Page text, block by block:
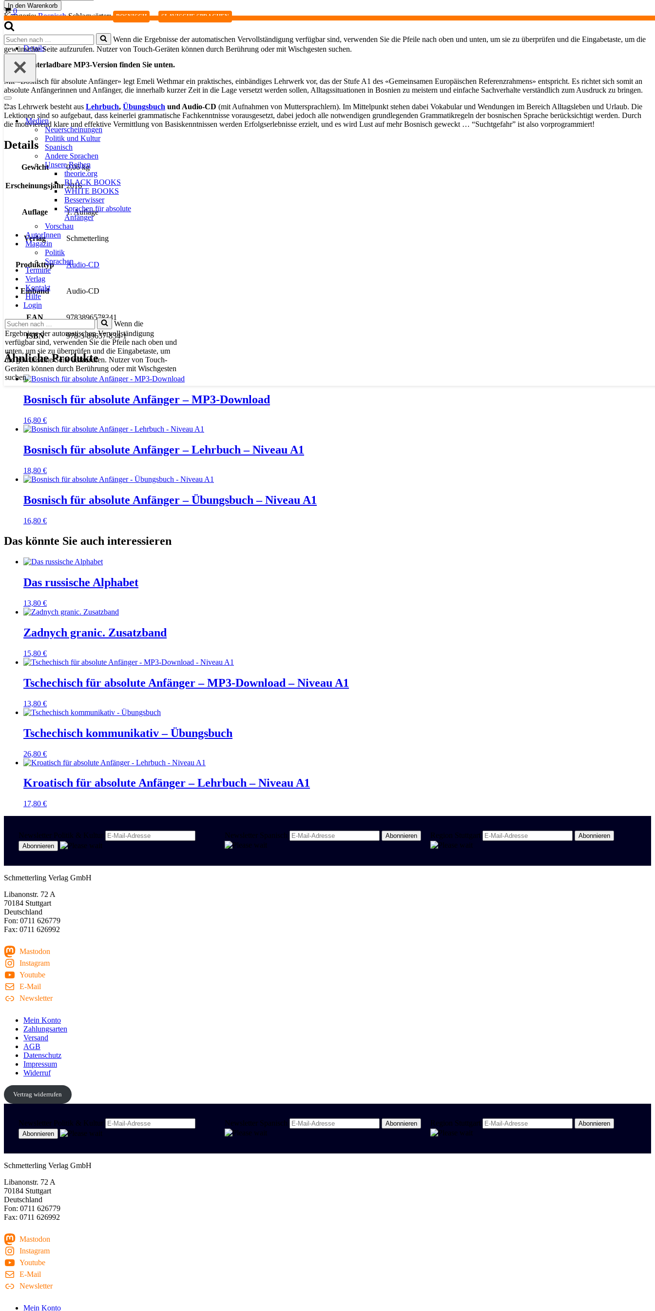
Warenkorb
0
Suchen
nach …
Wenn die Ergebnisse der automatischen Vervollständigung verfügbar sind, verwenden Sie die Pfeile nach oben und unten, um sie zu überprüfen und die Eingabetaste, um die
gewünschte Seite aufzurufen. Nutzer von Touch-Geräten können durch Berührung oder mit Wischgesten suchen.
Navigationsmenü
Navigationsmenü
Medien
Neuerscheinungen
Politik und Kultur
Spanisch
Andere Sprachen
Unsere Reihen
theorie.org
BLACK BOOKS
WHITE BOOKS
Besserwisser
Sprachen für absolute
Anfänger
Vorschau
AutorInnen
Magazin
Politik
Sprachen
Termine
Verlag
Kontakt
Hilfe
Login
Suchen
nach …
Wenn die
Ergebnisse der automatischen Vervollständigung
verfügbar sind, verwenden Sie die Pfeile nach oben und
unten, um sie zu überprüfen und die Eingabetaste, um
die gewünschte Seite aufzurufen. Nutzer von Touch-
Geräten können durch Berührung oder mit Wischgesten
suchen.
für
absolute
Anfänger
-
Audio-
CD
-
Niveau
Menge
In den Warenkorb
Kategorie:Bosnisch Schlagwörter: BOSNISCH , SLAVISCHE SPRACHEN
Beschreibung
Details
Die herunterladbare MP3-Version finden Sie unten.
Mit «Bosnisch für absolute Anfänger» legt Emeli Wethmar ein praktisches, einbändiges Lehrwerk vor, das der Stufe A1 des «Gemeinsamen Europäischen Referenzrahmens» entspricht. Es richtet sich somit an
absolute Anfängerinnen und Anfänger, die innerhalb kurzer Zeit in die Lage versetzt werden sollen, Alltagssituationen in Bosnien zu meistern und einfache Sachverhalte verständlich zum Ausdruck zu bringen.
Das Lehrwerk besteht aus Lehrbuch, Übungsbuch und Audio-CD (mit Aufnahmen von Muttersprachlern). Im Mittelpunkt stehen dabei Vokabular und Wendungen im Bereich Alltagsleben und Urlaub. Die
Lektionen sind so aufgebaut, dass keinerlei grammatische Fachkenntnisse vorausgesetzt, dabei jedoch alle notwendigen grundlegenden Grammatikregeln der bosnischen Sprache berücksichtigt werden. Durch
die motivierend klare und effektive Vermittlung von Basiskenntnissen werden Erfolgserlebnisse erzielt, und es wird Lust auf mehr Bosnisch geweckt … “Suchtgefahr” ist also vorprogrammiert!
Details
Gewicht 0,06 kg
Erscheinungsjahr 2016
Auflage 1. Auflage
Verlag Schmetterling
Produkttyp Audio-CD
Einband Audio-CD
EAN 9783896578341
ISBN 978-3-89657-834-1
Ähnliche Produkte
Bosnisch für absolute Anfänger – MP3-Download
16,80 €
Bosnisch für absolute Anfänger – Lehrbuch – Niveau A1
18,80 €
Bosnisch für absolute Anfänger – Übungsbuch – Niveau A1
16,80 €
Das könnte Sie auch interessieren
Das russische Alphabet
13,80 €
Zadnych granic. Zusatzband
15,80 €
Tschechisch für absolute Anfänger – MP3-Download – Niveau A1
13,80 €
Tschechisch kommunikativ – Übungsbuch
26,80 €
Kroatisch für absolute Anfänger – Lehrbuch – Niveau A1
17,80 €
Newsletter Politik & Kultur Newsletter Spanisch Region Stuttgart
Schmetterling Verlag GmbH
Libanonstr. 72 A
70184 Stuttgart
Deutschland
Fon: 0711 626779
Fax: 0711 626992
Mastodon
Instagram
Youtube
E-Mail
Newsletter
Mein Konto
Zahlungsarten
Versand
AGB
Datenschutz
Impressum
Widerruf
Vertrag widerrufen
Newsletter Politik & Kultur Newsletter Spanisch Region Stuttgart
Schmetterling Verlag GmbH
Libanonstr. 72 A
70184 Stuttgart
Deutschland
Fon: 0711 626779
Fax: 0711 626992
Mastodon
Instagram
Youtube
E-Mail
Newsletter
Mein Konto